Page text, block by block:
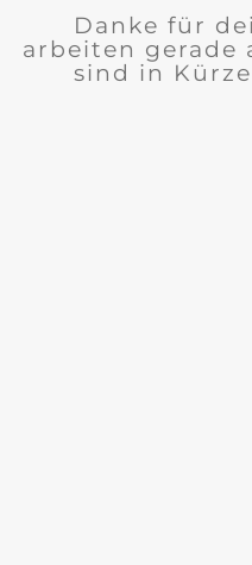
Danke für
arbeiten gerade
sind in